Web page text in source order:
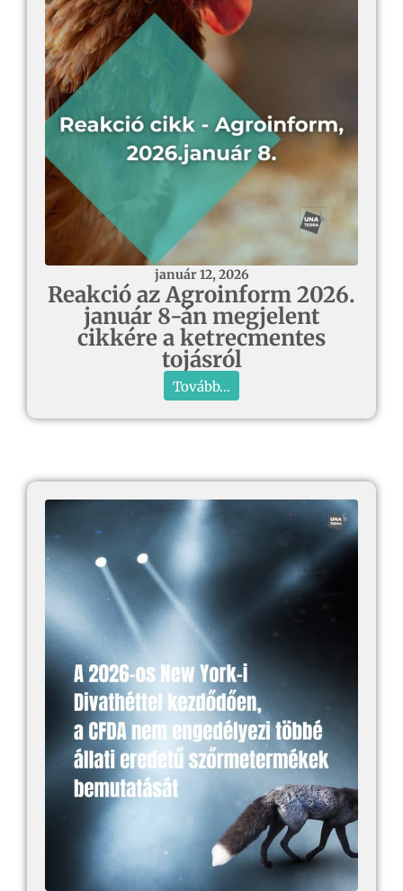
január 12, 2026
Reakció az Agroinform 2026.
január 8-án megjelent
cikkére a ketrecmentes
tojásról
Tovább...